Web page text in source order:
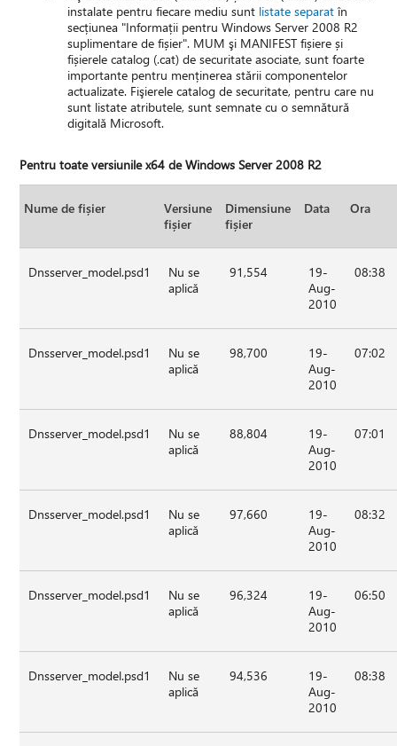
instalate pentru fiecare mediu sunt listate separat în
secțiunea "Informații pentru Windows Server 2008 R2
suplimentare de fișier". MUM şi MANIFEST fișiere și
fișierele catalog (.cat) de securitate asociate, sunt foarte
importante pentru menținerea stării componentelor
actualizate. Fişierele catalog de securitate, pentru care nu
sunt listate atributele, sunt semnate cu o semnătură
digitală Microsoft.
Pentru toate versiunile x64 de Windows Server 2008 R2
Nume de fișier
Versiune
fișier
Dimensiune
fișier
Data Ora
Dnsserver_model.psd1
Nu se
aplică
91,554
19-
Aug-
2010
08:38
Dnsserver_model.psd1
Nu se
aplică
98,700
19-
Aug-
2010
07:02
Dnsserver_model.psd1
Nu se
aplică
88,804
19-
Aug-
2010
07:01
Dnsserver_model.psd1
Nu se
aplică
97,660
19-
Aug-
2010
08:32
Dnsserver_model.psd1
Nu se
aplică
96,324
19-
Aug-
2010
06:50
Dnsserver_model.psd1
Nu se
aplică
94,536
19-
Aug-
2010
08:38